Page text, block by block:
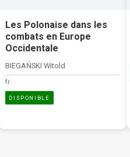
Les Polonaise dans les
combats en Europe
Occidentale
BIEGAŃSKI Witold
fr
DISPONIBLE